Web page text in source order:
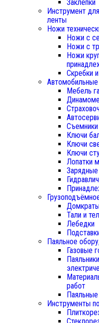
Заклепки
Инструмент
ленты
Ножи
Ножи с
Ножи с
Ножи
Скребки
Мебель
Съемники
Ключи
Ключи
Ключи
Лопатки
Зарядные
Тали и
Лебедки
Паяльное
Газовые
работ
Инструменты